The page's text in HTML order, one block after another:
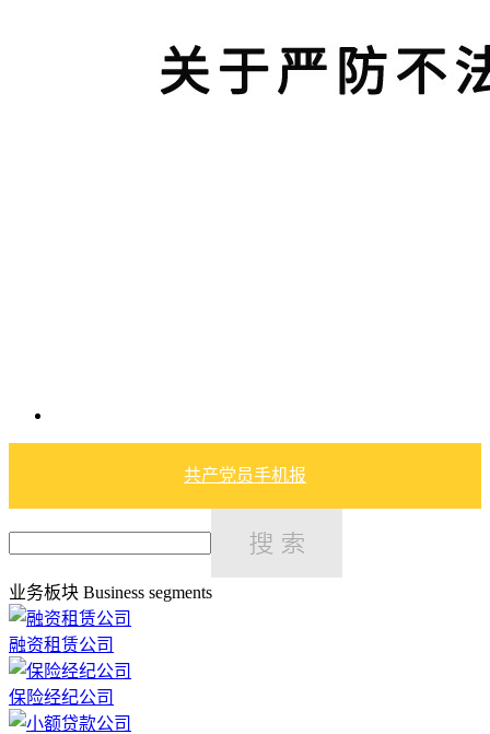
共产党员手机报
业务板块 Business segments
融资租赁公司
保险经纪公司